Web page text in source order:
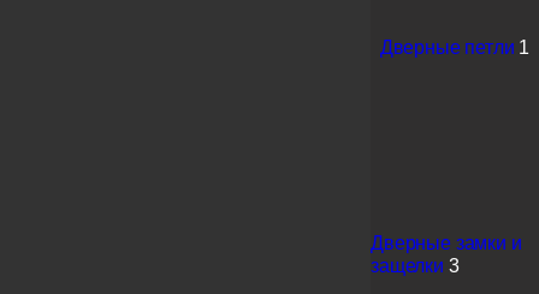
Дверные петли 1
Дверные замки и
защелки 3